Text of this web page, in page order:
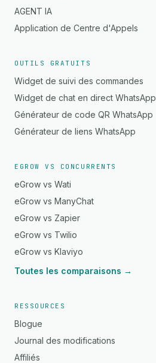
AGENT IA
Application de Centre d'Appels
OUTILS GRATUITS
Widget de suivi des commandes
Widget de chat en direct WhatsApp
Générateur de code QR WhatsApp
Générateur de liens WhatsApp
EGROW VS CONCURRENTS
eGrow vs Wati
eGrow vs ManyChat
eGrow vs Zapier
eGrow vs Twilio
eGrow vs Klaviyo
Toutes les comparaisons →
RESSOURCES
Blogue
Journal des modifications
Affiliés